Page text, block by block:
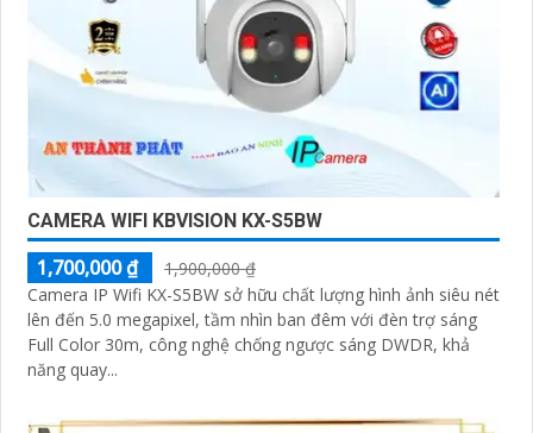
CAMERA WIFI KBVISION KX-S5BW
1,700,000 ₫
1,900,000 ₫
Camera IP Wifi KX-S5BW sở hữu chất lượng hình ảnh siêu nét
lên đến 5.0 megapixel, tầm nhìn ban đêm với đèn trợ sáng
Full Color 30m, công nghệ chống ngược sáng DWDR, khả
năng quay...